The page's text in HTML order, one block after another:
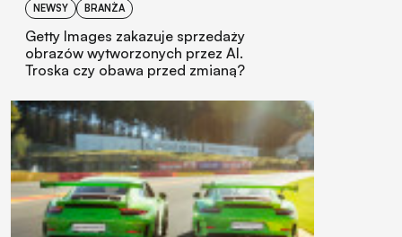
NEWSY BRANŻA
Getty Images zakazuje sprzedaży
obrazów wytworzonych przez AI.
Troska czy obawa przed zmianą?